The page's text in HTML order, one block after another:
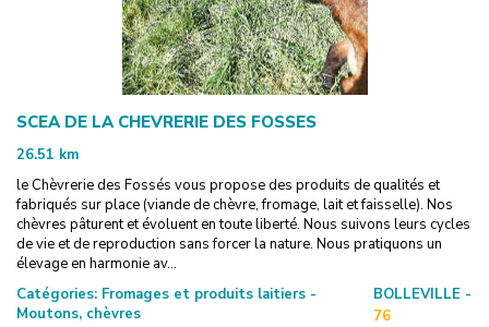
SCEA DE LA CHEVRERIE DES FOSSES
26.51 km
le Chèvrerie des Fossés vous propose des produits de qualités et
fabriqués sur place (viande de chèvre, fromage, lait et faisselle). Nos
chèvres pâturent et évoluent en toute liberté. Nous suivons leurs cycles
de vie et de reproduction sans forcer la nature. Nous pratiquons un
élevage en harmonie av...
Catégories: Fromages et produits laitiers -
Moutons, chèvres
BOLLEVILLE -
76